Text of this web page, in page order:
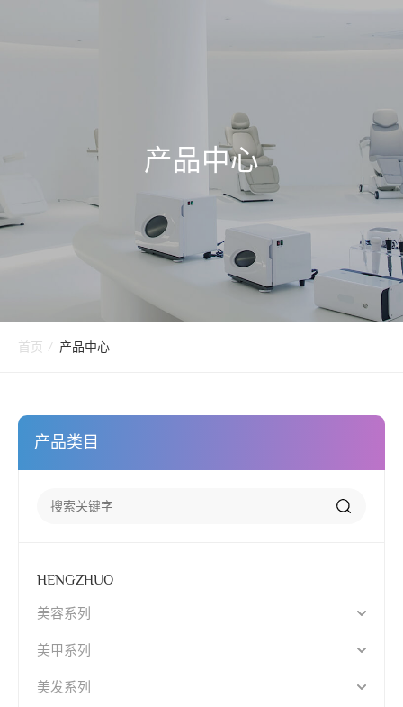
产品中心
首页 / 产品中心
产品类目
HENGZHUO
美容系列
美甲系列
美发系列